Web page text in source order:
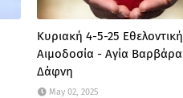
Κυριακή 4-5-25 Εθελοντική
Αιμοδοσία - Αγία Βαρβάρα
Δάφνη
May 02, 2025